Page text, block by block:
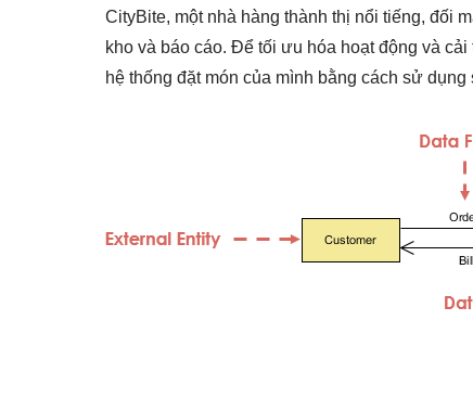
CityBite, một nhà hàng thành thị nổi tiếng, đối
kho và báo cáo. Để tối ưu hóa hoạt động và
hệ thống đặt món của mình bằng cách sử